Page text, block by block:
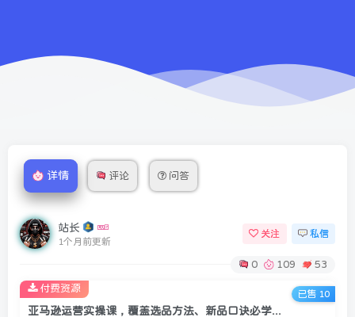
详情 评论 问答
站长
1个月前更新
关注 私信
0 109 53
亚马逊运营实操课，覆盖选品方法、新品口诀必学、广告最新打法等全流程，打造跨境爆款店铺(更新6月)
付费资源
已售 10